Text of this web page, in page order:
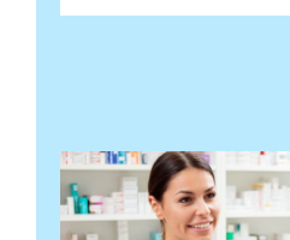
یہ
ٹھیک
ہے!